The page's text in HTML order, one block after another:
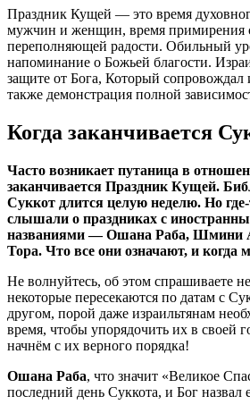
Праздник Кущей — это время
мужчин и женщин, время примирения
переполняющей радости. Обильный
напоминание о Божьей благости.
защите от Бога, Который
также демонстрация полной
Когда заканчивается
Часто возникает путаница в
заканчивается Праздник Кущей.
Суккот длится целую неделю. Но
слышали о праздниках с
названиями — Ошана Раба, Шмини
Тора. Что все они означают, и когда
Не волнуйтесь, об этом спрашиваете
некоторые пересекаются по датам с
другом, порой даже израильтянам
время, чтобы упорядочить их в своей
начнём с их верного порядка!
Ошана Раба, что значит «Великое
последний день Суккота, и Бог назвал